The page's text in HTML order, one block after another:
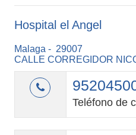
Hospital el Angel
Malaga - 29007
CALLE CORREGIDOR
Teléfono de